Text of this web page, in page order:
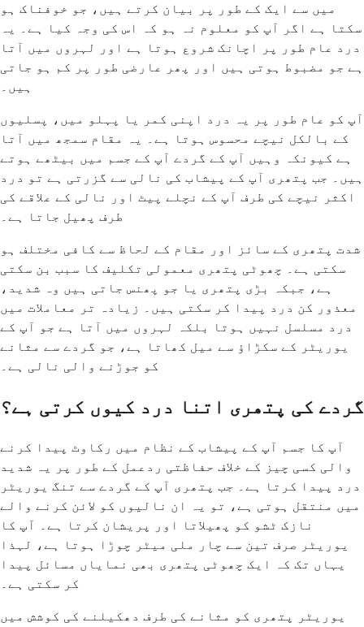
میں سے ایک کے طور پر بیان کرتے ہیں، جو خوفناک ہو
سکتا ہے اگر آپ کو معلوم نہ ہو کہ اس کی وجہ کیا ہے۔ یہ
درد عام طور پر اچانک شروع ہوتا ہے اور لہروں میں آتا
ہے جو مضبوط ہوتی ہیں اور پھر عارضی طور پر کم ہو جاتی
ہیں۔
آپ کو عام طور پر یہ درد اپنی کمر یا پہلو میں، پسلیوں
کے بالکل نیچے محسوس ہوتا ہے۔ یہ مقام سمجھ میں آتا
ہے کیونکہ وہیں آپ کے گردے آپ کے جسم میں بیٹھے ہوتے
ہیں۔ جب پتھری آپ کے پیشاب کی نالی سے گزرتی ہے تو درد
اکثر نیچے کی طرف آپ کے نچلے پیٹ اور نالی کے علاقے کی
طرف پھیل جاتا ہے۔
شدت پتھری کے سائز اور مقام کے لحاظ سے کافی مختلف ہو
سکتی ہے۔ چھوٹی پتھری معمولی تکلیف کا سبب بن سکتی
ہے، جبکہ بڑی پتھری یا جو پھنس جاتی ہیں وہ شدید،
معذور کن درد پیدا کر سکتی ہیں۔ زیادہ تر معاملات میں
درد مسلسل نہیں ہوتا بلکہ لہروں میں آتا ہے جو آپ کے
یوریٹر کے سکڑاؤ سے میل کھاتا ہے، جو گردے سے مثانے
کو جوڑنے والی نالی ہے۔
گردے کی پتھری اتنا درد کیوں کرتی ہے؟
آپ کا جسم آپ کے پیشاب کے نظام میں رکاوٹ پیدا کرنے
والی کسی چیز کے خلاف حفاظتی ردعمل کے طور پر یہ شدید
درد پیدا کرتا ہے۔ جب پتھری آپ کے گردے سے تنگ یوریٹر
میں منتقل ہوتی ہے، تو یہ ان نالیوں کو لائن کرنے والے
نازک ٹشو کو پھیلاتا اور پریشان کرتا ہے۔ آپ کا
یوریٹر صرف تین سے چار ملی میٹر چوڑا ہوتا ہے، لہذا
یہاں تک کہ ایک چھوٹی پتھری بھی نمایاں مسائل پیدا
کر سکتی ہے۔
یوریٹر پتھری کو مثانے کی طرف دھکیلنے کی کوشش میں